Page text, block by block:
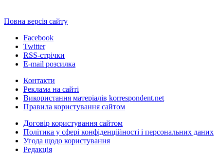
Повна версія сайту
Facebook
Twitter
RSS-стрічки
E-mail розсилка
Контакти
Реклама на сайті
Використання матеріалів korrespondent.net
Правила користування сайтом
Договір користування сайтом
Політика у сфері конфіденційності і персональних даних
Угода щодо користування
Редакція